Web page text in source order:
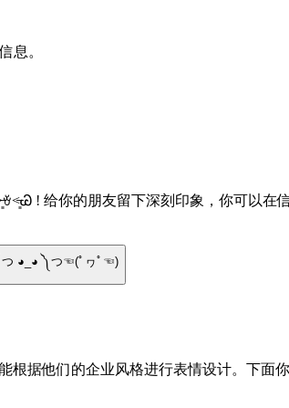
息。
! 给你的朋友留下深刻印象，你可以在
つ ◕_◕ ༽つ☜(ﾟヮﾟ☜)
据他们的企业风格进行表情设计。下面